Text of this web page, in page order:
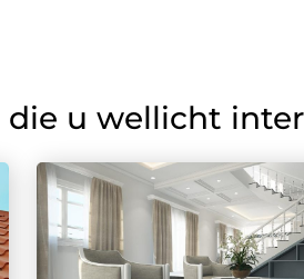
die u wellicht